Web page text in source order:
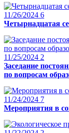
11/26/2024 6
Четырнадцатая
11/25/2024 2
Заседание
по вопросам
11/24/2024 7
Мероприятия в